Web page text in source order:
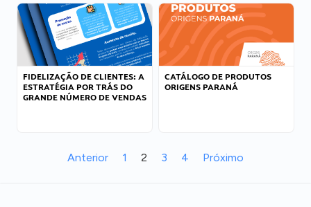
FIDELIZAÇÃO DE CLIENTES: A
ESTRATÉGIA POR TRÁS DO
GRANDE NÚMERO DE VENDAS
CATÁLOGO DE PRODUTOS
ORIGENS PARANÁ
Anterior 1 2 3 4 Próximo